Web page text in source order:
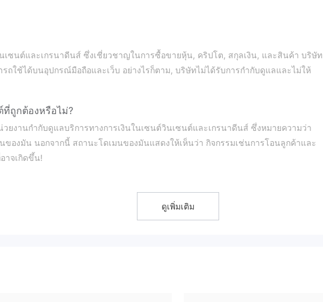
เซนต์และเกรนาดีนส์ ซึ่งเชี่ยวชาญในการซื้อขายหุ้น, คริปโต, สกุลเงิน, และสินค้า บริษัท
ถใช้ได้บนอุปกรณ์มือถือและเว็บ อย่างไรก็ตาม, บริษัทไม่ได้รับการกำกับดูแลและไม่ให้
ที่ถูกต้องหรือไม่?
วยงานกำกับดูแลบริการทางการเงินในเซนต์วินเซนต์และเกรนาดีนส์ ซึ่งหมายความว่า
องมัน นอกจากนี้ สถานะโดเมนของมันแสดงให้เห็นว่า กิจกรรมเช่นการโอนลูกค้าและ
าจเกิดขึ้น!
ดูเพิ่มเติม